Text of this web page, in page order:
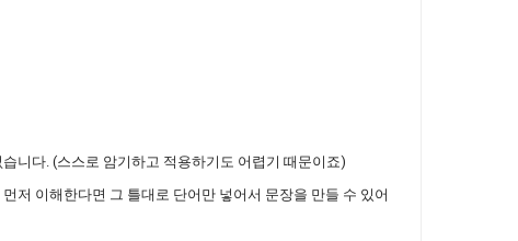
니다. (스스로 암기하고 적용하기도 어렵기 때문이죠)
저 이해한다면 그 틀대로 단어만 넣어서 문장을 만들 수 있어